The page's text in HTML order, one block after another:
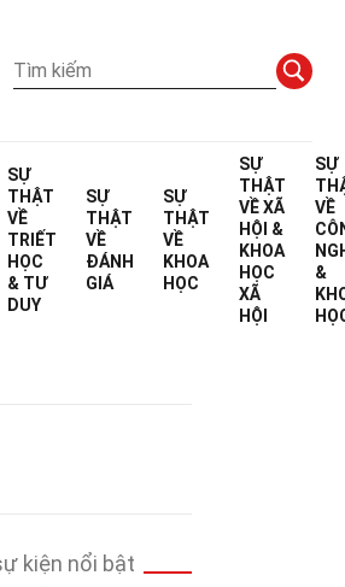
SỰ
THẬT
VỀ
TRIẾT
HỌC
& TƯ
DUY
SỰ
THẬT
VỀ
ĐÁNH
GIÁ
SỰ
THẬT
VỀ
KHOA
HỌC
SỰ
THẬT
VỀXÃ
HỘI &
KHOA
HỌC
XÃ
HỘI
SỰ
VỀ
&
kiện nổi bật